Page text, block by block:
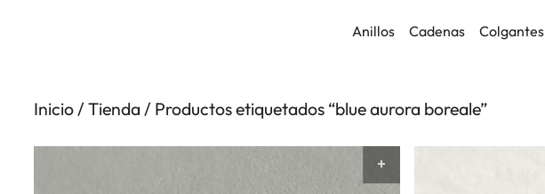
Anillos Cadenas Colgantes
Inicio / Tienda / Productos etiquetados “blue aurora boreale”